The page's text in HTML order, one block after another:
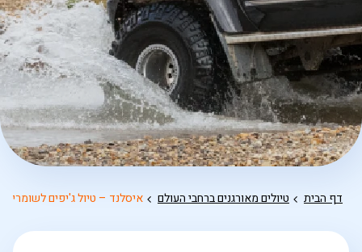
דף הבית טיולים מאורגנים ברחבי העולם איסלנד – טיול ג'יפים לשומרי